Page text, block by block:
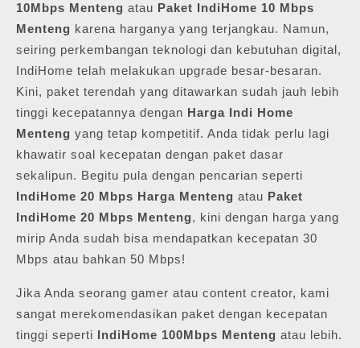
10Mbps Menteng atau Paket IndiHome 10 Mbps
Menteng karena harganya yang terjangkau. Namun,
seiring perkembangan teknologi dan kebutuhan digital,
IndiHome telah melakukan upgrade besar-besaran.
Kini, paket terendah yang ditawarkan sudah jauh lebih
tinggi kecepatannya dengan Harga Indi Home
Menteng yang tetap kompetitif. Anda tidak perlu lagi
khawatir soal kecepatan dengan paket dasar
sekalipun. Begitu pula dengan pencarian seperti
IndiHome 20 Mbps Harga Menteng atau Paket
IndiHome 20 Mbps Menteng, kini dengan harga yang
mirip Anda sudah bisa mendapatkan kecepatan 30
Mbps atau bahkan 50 Mbps!
Jika Anda seorang gamer atau content creator, kami
sangat merekomendasikan paket dengan kecepatan
tinggi seperti IndiHome 100Mbps Menteng atau lebih.